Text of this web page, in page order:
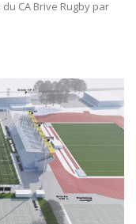
CA Brive Rugby par